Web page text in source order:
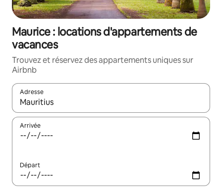
Maurice : locations d'appartements de
vacances
Trouvez et réservez des appartements uniques sur
Airbnb
Adresse
Lorsque les résultats s'affichent, utilisez les flèches vers le
Arrivée
Départ